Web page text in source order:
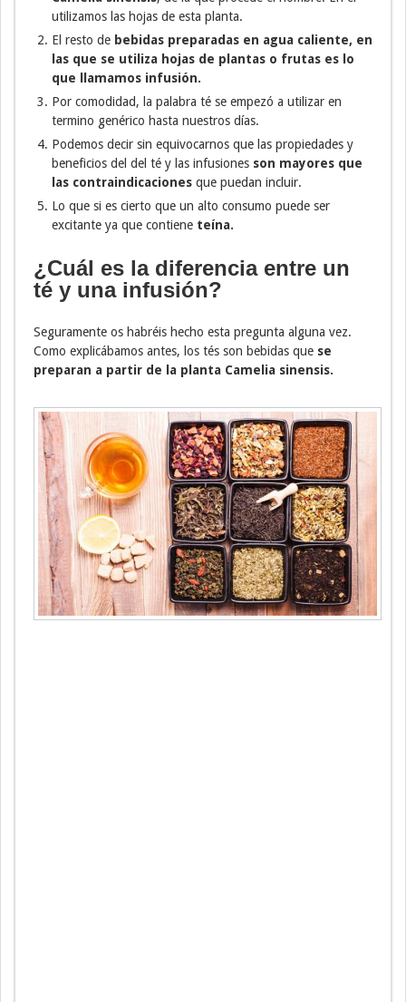
utilizamos las hojas de esta planta.
El resto de bebidas preparadas en agua caliente, en
las que se utiliza hojas de plantas o frutas es lo
que llamamos infusión.
Por comodidad, la palabra té se empezó a utilizar en
termino genérico hasta nuestros días.
Podemos decir sin equivocarnos que las propiedades y
beneficios del del té y las infusiones son mayores que
las contraindicaciones que puedan incluir.
Lo que si es cierto que un alto consumo puede ser
excitante ya que contiene teína.
¿Cuál es la diferencia entre un
té y una infusión?
Seguramente os habréis hecho esta pregunta alguna vez.
Como explicábamos antes, los tés son bebidas que se
preparan a partir de la planta Camelia sinensis.